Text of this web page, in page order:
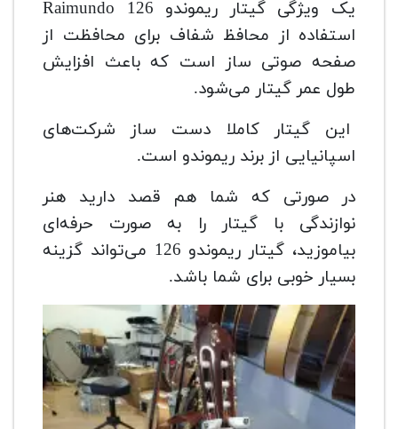
یک ویژگی گیتار ریموندو 126 Raimundo
استفاده از محافظ شفاف برای محافظت از
صفحه صوتی ساز است که باعث افزایش
طول عمر گیتار می‌شود.
این گیتار کاملا دست ساز شرکت‌های
اسپانیایی از برند ریموندو است.
در صورتی که شما هم قصد دارید هنر
نوازندگی با گیتار را به صورت حرفه‌ای
بیاموزید، گیتار ریموندو 126 می‌تواند گزینه
بسیار خوبی برای شما باشد.